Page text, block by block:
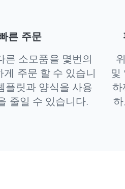
른 주문
른 소모품을 몇번의
주문 할 수 있습니
플릿과 양식을 사용
줄일 수 있습니다.
및
하